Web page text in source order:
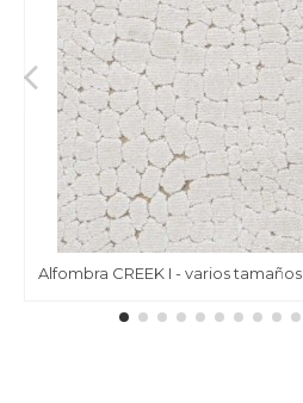
Alfombra CREEK I - varios tamaños